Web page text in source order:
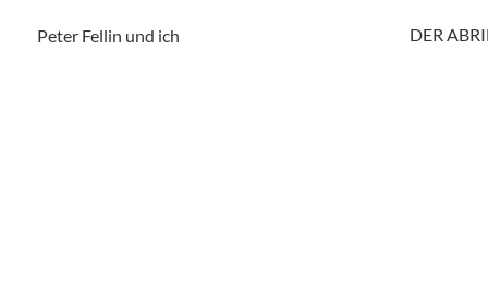
Peter Fellin und ich DER